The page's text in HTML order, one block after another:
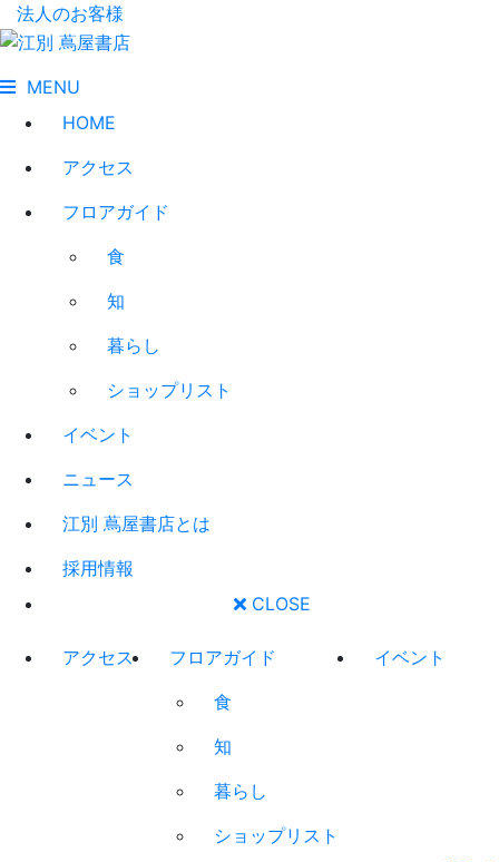
法人のお客様
MENU
HOME
アクセス
フロアガイド
食
知
暮らし
ショップリスト
イベント
ニュース
江別 蔦屋書店とは
採用情報
CLOSE
アクセス
フロアガイド
食
知
暮らし
ショップリスト
イベント